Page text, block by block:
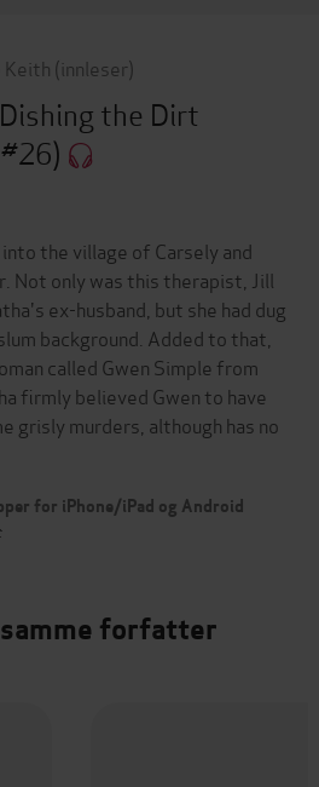
Keith (innleser)
the Dirt
the village of Carsely and
Not only was this therapist, Jill
ex-husband, but she had dug
background. Added to that,
called Gwen Simple from
firmly believed Gwen to have
grisly murders, although has no
for iPhone/iPad og Android
forfatter